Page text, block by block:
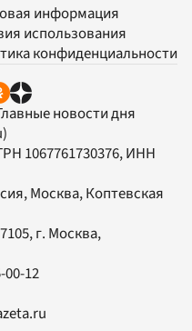
информация
использования
конфиденциальности
новости дня
1067761730376, ИНН
Москва, Коптевская
, г. Москва,
00-12